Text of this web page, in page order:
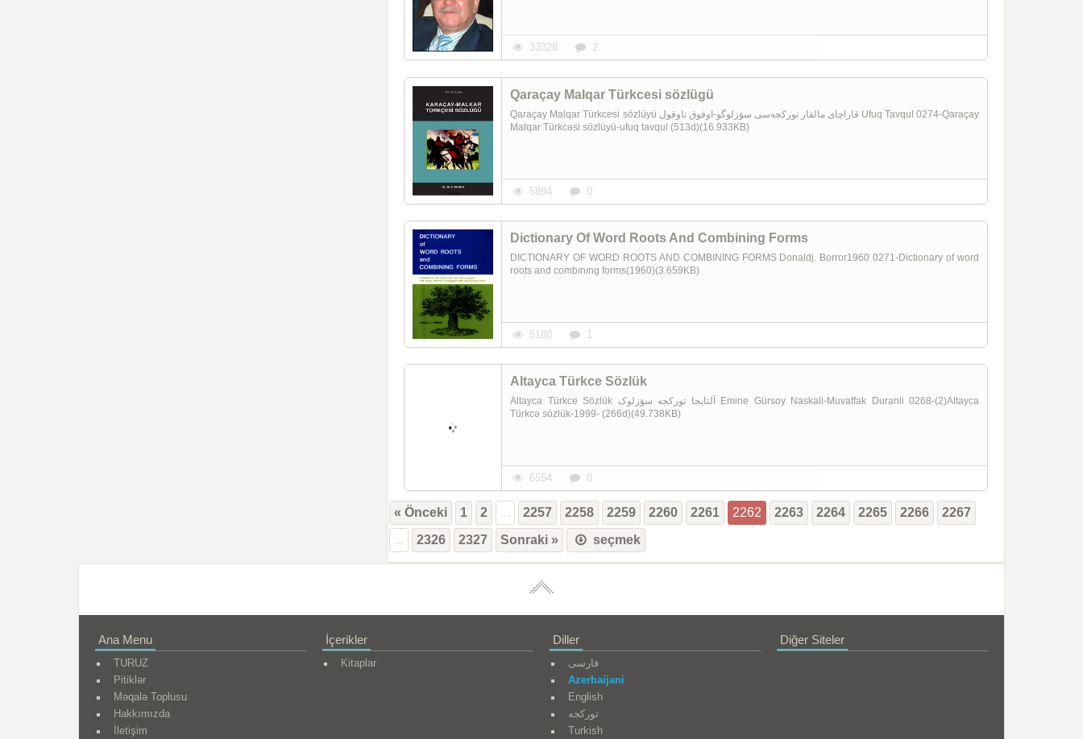
33328 2
Qaraçay Malqar Türkcesi sözlügü
Qaraçay Malqar Türkcesi sözlüyü قاراچای مالقار تورکجه‌سی سؤزلوگو-اوفوق تاوقول Ufuq Tavqul 0274-Qaraçay
Malqar Türkcəsi sözlüyü-ufuq tavqul (513d)(16.933KB)
5894 0
Dictionary Of Word Roots And Combining Forms
DICTIONARY OF WORD ROOTS AND COMBINING FORMS Donaldj. Borror1960 0271-Dictionary of word
roots and combınıng forms(1960)(3.659KB)
5180 1
Altayca Türkce Sözlük
Altayca Türkce Sözlük آلتایجا تورکجه سؤزلوک Emine Gürsoy Naskali-Muvaffak Duranli 0268-(2)Altayca
Türkcə sözlük-1999- (266d)(49.738KB)
6554 0
« Önceki 1 2 ... 2257 2258 2259 2260 2261 2262 2263 2264 2265 2266
2267
...
2326 2327 Sonraki » seçmek
Diğer Siteler
Diller
فارسی
Azerbaijani
English
تورکجه
Turkish
İçerikler
Kitaplar
Ana Menu
TURUZ
Pitiklər
Məqalə Toplusu
Hakkımızda
İletişim